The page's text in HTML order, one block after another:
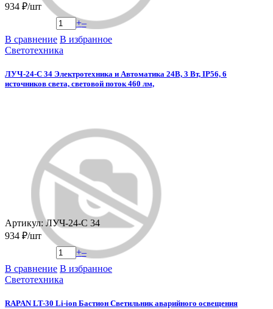
934 ₽/шт
+–
В сравнение В избранное
Светотехника
ЛУЧ-24-С 34 Электротехника и Автоматика 24В, 3 Вт, IP56, 6
источников света, световой поток 460 лм,
Артикул: ЛУЧ-24-С 34
934 ₽/шт
+–
В сравнение В избранное
Светотехника
RAPAN LT-30 Li-ion Бастион Светильник аварийного освещения